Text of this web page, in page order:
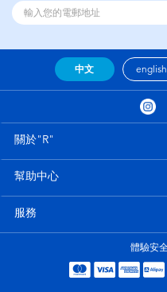
中文 english
關於"R"
幫助中心
服務
體驗安